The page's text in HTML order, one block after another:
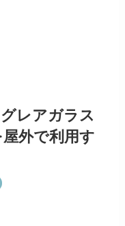
レアガラス
外で利用す